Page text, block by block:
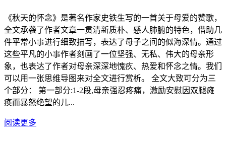
《秋天的怀念》是著名作家史铁生写的一首关于母爱的赞歌，
全文承袭了作者文章一贯清新质朴、感人肺腑的特色，借助几
件平常小事进行细致描写，表达了母子之间的似海深情。通过
这些平凡的小事作者刻画了一位坚强、无私、伟大的母亲形
象，也表达了作者对母亲深深地愧疚、热爱和怀念之情。我们
可以用一张思维导图来对全文进行赏析。 全文大致可分为三
个部分： 第一部分:1-2段,母亲强忍疼痛，激励安慰因双腿瘫
痪而暴怒绝望的儿...
阅读更多